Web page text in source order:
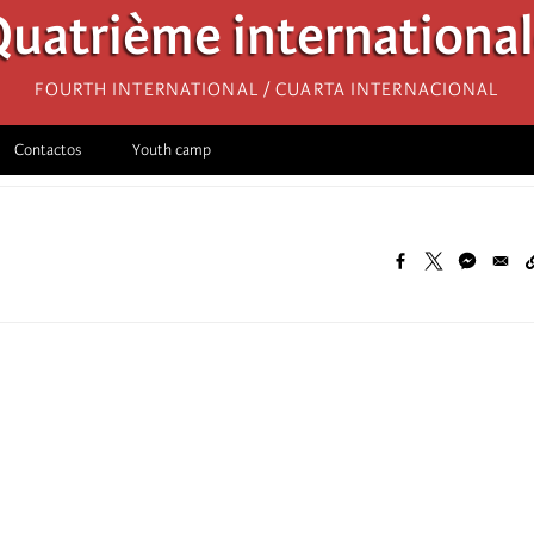
Fourth International / Cuarta Internacional
Contactos Youth camp